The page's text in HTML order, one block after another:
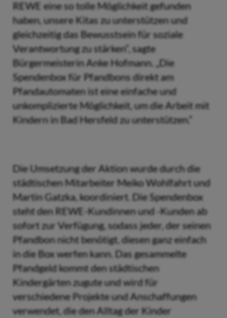
REWE eine so tolle Möglichkeit gefunden
haben, unsere Kitas zu unterstützen und
gleichzeitig das Bewusstsein für soziale
Verantwortung zu stärken“, sagte
Bürgermeisterin Anke Hofmann. „Die
Spendenbox für Pfandbons direkt am
Pfandautomaten ist eine einfache und
unkomplizierte Möglichkeit, um die Arbeit mit
Kindern in Bad Hersfeld zu unterstützen.“
Die Umsetzung der Aktion wurde durch die
städtischen Mitarbeiter Meiko Wohlfahrt und
Martin Gatzka, koordiniert. Die Spendenbox
steht den REWE-Kundinnen und -Kunden ab
sofort zur Verfügung, sodass jeder, der seinen
Pfandbon nicht benötigt, diesen ganz einfach
in die Box werfen kann. Das gesammelte
Pfandgeld kommt den städtischen
Kindergärten zugute und wird für
verschiedene Projekte und Anschaffungen
verwendet, die den Alltag der Kinder